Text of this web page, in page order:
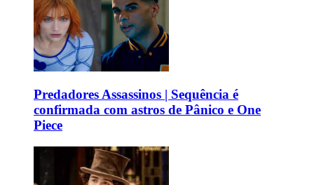
Predadores Assassinos | Sequência é
confirmada com astros de Pânico e One
Piece